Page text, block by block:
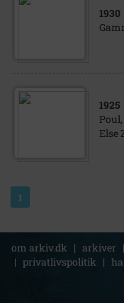
1930
1925
Else
1
om arkiv.dk | arkiver |
| privatlivspolitik |